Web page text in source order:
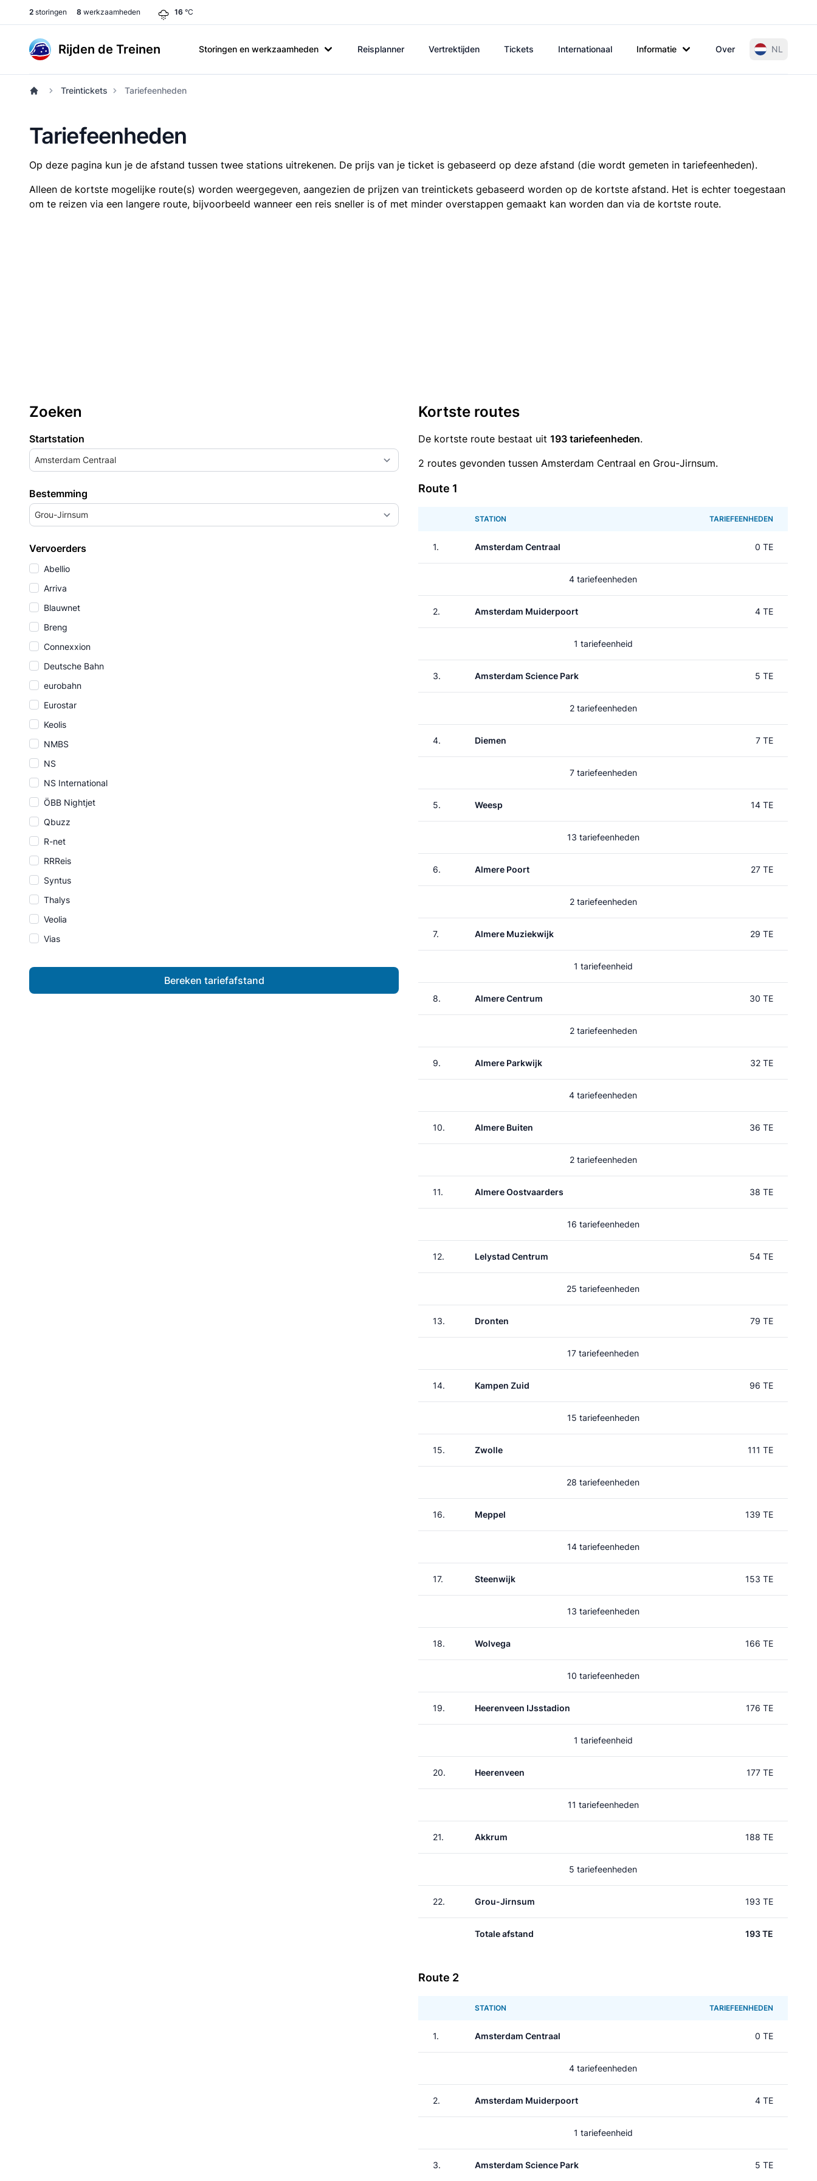
2 storingen 8 werkzaamheden 16 °C
Rijden de Treinen Storingen en werkzaamheden Reisplanner Vertrektijden Tickets Internationaal Informatie Over NL
Treintickets Tariefeenheden
Tariefeenheden
Op deze pagina kun je de afstand tussen twee stations uitrekenen. De prijs van je ticket is gebaseerd op deze afstand (die wordt gemeten in tariefeenheden).
Alleen de kortste mogelijke route(s) worden weergegeven, aangezien de prijzen van treintickets gebaseerd worden op de kortste afstand. Het is echter toegestaan
om te reizen via een langere route, bijvoorbeeld wanneer een reis sneller is of met minder overstappen gemaakt kan worden dan via de kortste route.
Zoeken
Startstation
Amsterdam Centraal
Bestemming
Grou-Jirnsum
Vervoerders
Abellio
Arriva
Blauwnet
Breng
Connexxion
Deutsche Bahn
eurobahn
Eurostar
Keolis
NMBS
NS
NS International
ÖBB Nightjet
Qbuzz
R-net
RRReis
Syntus
Thalys
Veolia
Vias
Bereken tariefafstand
Kortste routes
De kortste route bestaat uit 193 tariefeenheden.
2 routes gevonden tussen Amsterdam Centraal en Grou-Jirnsum.
Route 1
STATION TARIEFEENHEDEN
1. Amsterdam Centraal 0 TE
4 tariefeenheden
2. Amsterdam Muiderpoort 4 TE
1 tariefeenheid
3. Amsterdam Science Park 5 TE
2 tariefeenheden
4. Diemen 7 TE
7 tariefeenheden
5. Weesp 14 TE
13 tariefeenheden
6. Almere Poort 27 TE
2 tariefeenheden
7. Almere Muziekwijk 29 TE
1 tariefeenheid
8. Almere Centrum 30 TE
2 tariefeenheden
9. Almere Parkwijk 32 TE
4 tariefeenheden
10. Almere Buiten 36 TE
2 tariefeenheden
11. Almere Oostvaarders 38 TE
16 tariefeenheden
12. Lelystad Centrum 54 TE
25 tariefeenheden
13. Dronten 79 TE
17 tariefeenheden
14. Kampen Zuid 96 TE
15 tariefeenheden
15. Zwolle 111 TE
28 tariefeenheden
16. Meppel 139 TE
14 tariefeenheden
17. Steenwijk 153 TE
13 tariefeenheden
18. Wolvega 166 TE
10 tariefeenheden
19. Heerenveen IJsstadion 176 TE
1 tariefeenheid
20. Heerenveen 177 TE
11 tariefeenheden
21. Akkrum 188 TE
5 tariefeenheden
22. Grou-Jirnsum 193 TE
Totale afstand 193 TE
Route 2
STATION TARIEFEENHEDEN
1. Amsterdam Centraal 0 TE
4 tariefeenheden
2. Amsterdam Muiderpoort 4 TE
1 tariefeenheid
3. Amsterdam Science Park 5 TE